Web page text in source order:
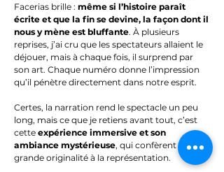
Facerias brille : même si l’histoire paraît
écrite et que la fin se devine, la façon dont il
nous y mène est bluffante. À plusieurs
reprises, j’ai cru que les spectateurs allaient le
déjouer, mais à chaque fois, il surprend par
son art. Chaque numéro donne l’impression
qu’il pénètre directement dans notre esprit.
Certes, la narration rend le spectacle un peu
long, mais ce que je retiens avant tout, c’est
cette expérience immersive et son
ambiance mystérieuse, qui confèrent une
grande originalité à la représentation.